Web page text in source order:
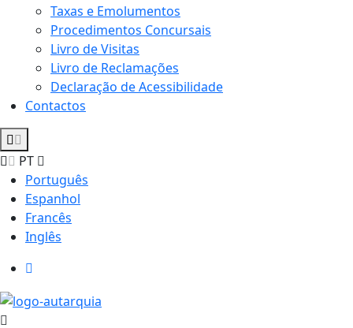
Taxas e Emolumentos
Procedimentos Concursais
Livro de Visitas
Livro de Reclamações
Declaração de Acessibilidade
Contactos
PT
Português
Espanhol
Francês
Inglês